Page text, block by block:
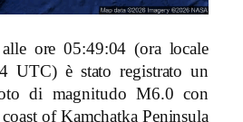
ore 05:49:04 (ora locale
UTC) è stato registrato un
di magnitudo M6.0 con
of Kamchatka Peninsula